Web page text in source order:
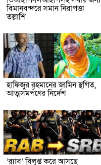
বিমানবন্দরে সমান নিরাপত্তা
তল্লাশি
হাফিজুর রহমানের জামিন স্থগিত,
আত্মসমর্পণের নির্দেশ
‘র‍্যাব’ বিলুপ্ত করে আসছে